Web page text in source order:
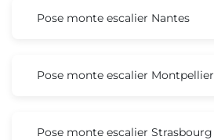
Pose monte escalier Nantes
Pose monte escalier Montpellier
Pose monte escalier Strasbourg